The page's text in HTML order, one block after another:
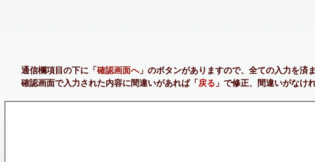
通信欄項目の下に「 確認画面へ」のボタンがありますので、全ての入力を済
確認画面で入力された内容に間違いがあれば「 戻る 」で修正、間違いがなけ